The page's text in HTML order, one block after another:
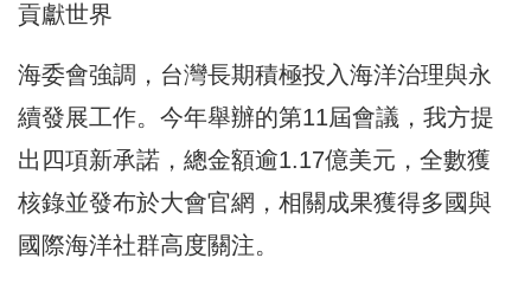
貢獻世界
海委會強調，台灣長期積極投入海洋治理與永
續發展工作。今年舉辦的第11屆會議，我方提
出四項新承諾，總金額逾1.17億美元，全數獲
核錄並發布於大會官網，相關成果獲得多國與
國際海洋社群高度關注。